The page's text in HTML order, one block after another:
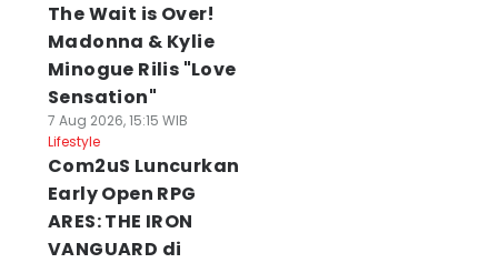
The Wait is Over!
Madonna & Kylie
Minogue Rilis "Love
Sensation"
7 Aug 2026, 15:15 WIB
Lifestyle
Com2uS Luncurkan
Early Open RPG
ARES: THE IRON
VANGUARD di